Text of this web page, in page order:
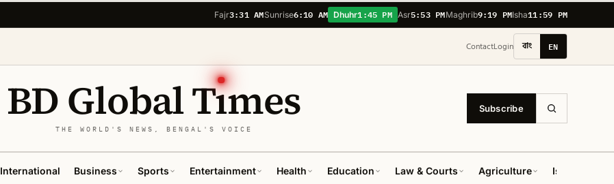
Fajr3:31 AMSunrise6:10 AM Dhuhr1:45 PM Asr5:53 PMMaghrib9:19 PMIsha11:59 PM
ContactLogin বাং EN
BD Global Tımes
THE WORLD'S NEWS, BENGAL'S VOICE
Subscribe
International Business Sports Entertainment Health Education Law & Courts Agriculture Islamic